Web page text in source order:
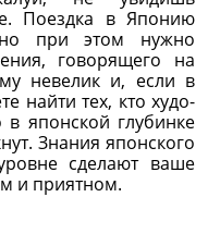
Поездка в Японию
но при этом нужно
говорящего на
невелик и, если в
найти тех, кто худо-
японской глубинке
Знания японского
сделают ваше
и приятном.